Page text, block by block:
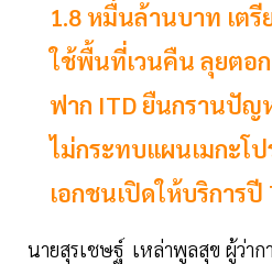
1.8 หมื่นล้านบาท เตรี
ใช้พื้นที่เวนคืน ลุยตอ
ฟาก ITD ยืนกรานปัญ
ไม่กระทบแผนเมกะโป
เอกชนเปิดให้บริการปี
นายสุรเชษฐ์ เหล่าพูลสุข ผู้ว่าก